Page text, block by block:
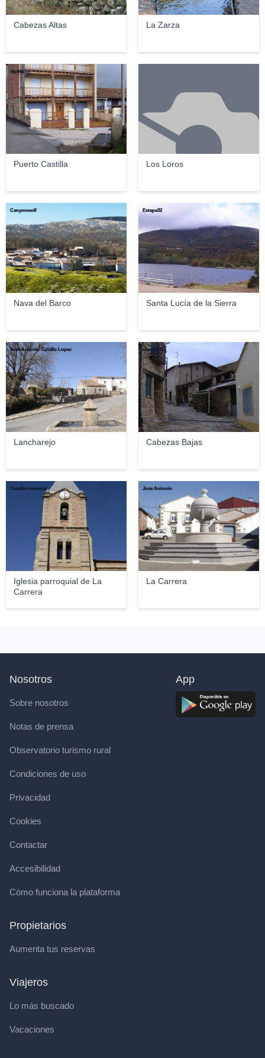
Cabezas Altas La Zarza
Puerto Castilla
rigales
Los Loros
Nava del Barco
Canyonwolf
Santa Lucía de la Sierra
Estepa32
Lancharejo
Jose Antonio Cotallo Lopez
Cabezas Bajas
vivegredos
Iglesia parroquial de La
Carrera
Cotallo-nonocot
La Carrera
Jose Antonio
Nosotros
Sobre nosotros
Notas de prensa
Observatorio turismo rural
Condiciones de uso
Privacidad
Cookies
Contactar
Accesibilidad
Cómo funciona la plataforma
Propietarios
Aumenta tus reservas
Viajeros
Lo más buscado
Vacaciones
App